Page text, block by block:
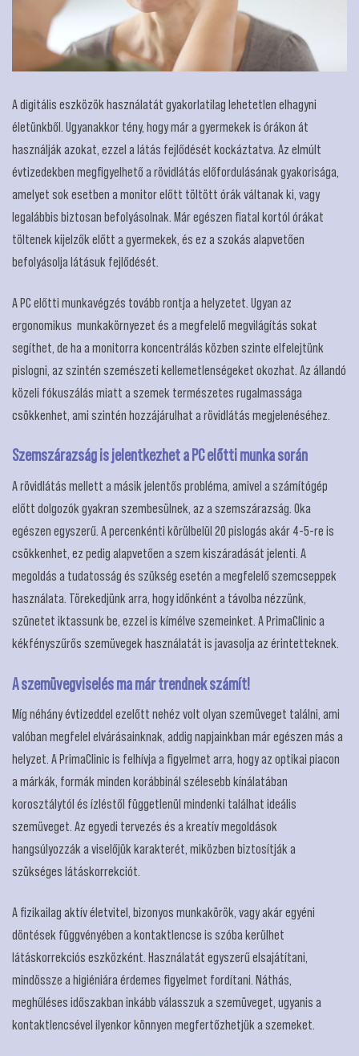
A digitális eszközök használatát gyakorlatilag lehetetlen elhagyni
életünkből. Ugyanakkor tény, hogy már a gyermekek is órákon át
használják azokat, ezzel a látás fejlődését kockáztatva. Az elmúlt
évtizedekben megfigyelhető a rövidlátás előfordulásának gyakorisága,
amelyet sok esetben a monitor előtt töltött órák váltanak ki, vagy
legalábbis biztosan befolyásolnak. Már egészen fiatal kortól órákat
töltenek kijelzők előtt a gyermekek, és ez a szokás alapvetően
befolyásolja látásuk fejlődését.
A PC előtti munkavégzés tovább rontja a helyzetet. Ugyan az
ergonomikus munkakörnyezet és a megfelelő megvilágítás sokat
segíthet, de ha a monitorra koncentrálás közben szinte elfelejtünk
pislogni, az szintén szemészeti kellemetlenségeket okozhat. Az állandó
közeli fókuszálás miatt a szemek természetes rugalmassága
csökkenhet, ami szintén hozzájárulhat a rövidlátás megjelenéséhez.
Szemszárazság is jelentkezhet a PC előtti munka során
A rövidlátás mellett a másik jelentős probléma, amivel a számítógép
előtt dolgozók gyakran szembesülnek, az a szemszárazság. Oka
egészen egyszerű. A percenkénti körülbelül 20 pislogás akár 4-5-re is
csökkenhet, ez pedig alapvetően a szem kiszáradását jelenti. A
megoldás a tudatosság és szükség esetén a megfelelő szemcseppek
használata. Törekedjünk arra, hogy időnként a távolba nézzünk,
szünetet iktassunk be, ezzel is kímélve szemeinket. A PrimaClinic a
kékfényszűrős szemüvegek használatát is javasolja az érintetteknek.
A szemüvegviselés ma már trendnek számít!
Míg néhány évtizeddel ezelőtt nehéz volt olyan szemüveget találni, ami
valóban megfelel elvárásainknak, addig napjainkban már egészen más a
helyzet. A PrimaClinic is felhívja a figyelmet arra, hogy az optikai piacon
a márkák, formák minden korábbinál szélesebb kínálatában
korosztálytól és ízléstől függetlenül mindenki találhat ideális
szemüveget. Az egyedi tervezés és a kreatív megoldások
hangsúlyozzák a viselőjük karakterét, miközben biztosítják a
szükséges látáskorrekciót.
A fizikailag aktív életvitel, bizonyos munkakörök, vagy akár egyéni
döntések függvényében a kontaktlencse is szóba kerülhet
látáskorrekciós eszközként. Használatát egyszerű elsajátítani,
mindössze a higiéniára érdemes figyelmet fordítani. Náthás,
meghűléses időszakban inkább válasszuk a szemüveget, ugyanis a
kontaktlencsével ilyenkor könnyen megfertőzhetjük a szemeket.